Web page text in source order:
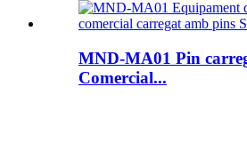
MND-MA01 Pin
Comercial...